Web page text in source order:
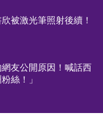
被激光筆照射後續！
友公開原因！喊話西
絲！」